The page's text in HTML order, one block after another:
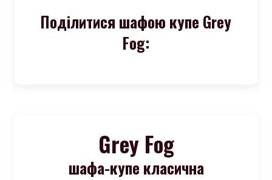
Поділитися шафою купе Grey
Fog:
Grey Fog
шафа-купе класична